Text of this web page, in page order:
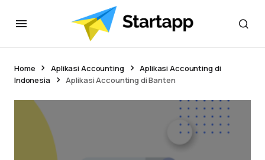
Home Aplikasi Accounting
Aplikasi Accounting di
Indonesia
Aplikasi Accounting di Banten